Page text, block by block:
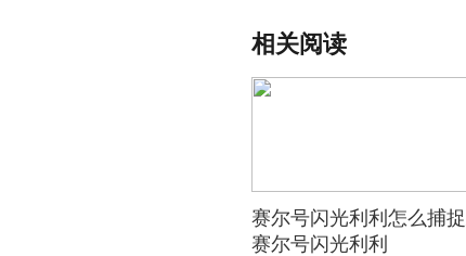
相关阅读
赛尔号闪光利利怎么捕捉_
赛尔号闪光利利